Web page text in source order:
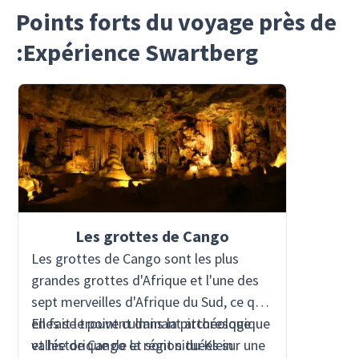
Points forts du voyage près de
:Expérience Swartberg
Les grottes de Cango
Les grottes de Cango sont les plus
grandes grottes d'Afrique et l'une des
sept merveilles d'Afrique du Sud, ce qui
en fait le point culminant archéologique
et historique de la région du Klein
Elles se trouvent dans la pittoresque
vallée de Cango et sont situées sur une